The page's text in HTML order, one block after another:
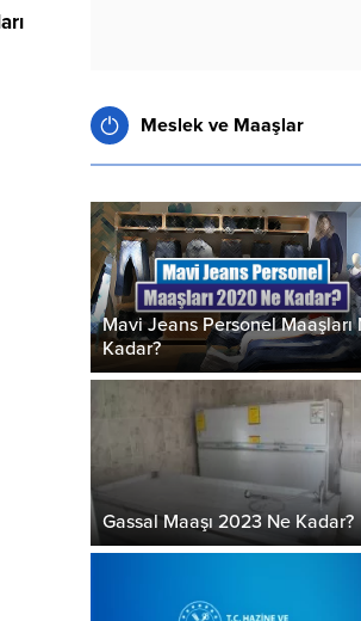
Meslek ve Maaşlar
Mavi Jeans Personel Maaşları
Kadar?
Gassal Maaşı 2023 Ne Kadar?